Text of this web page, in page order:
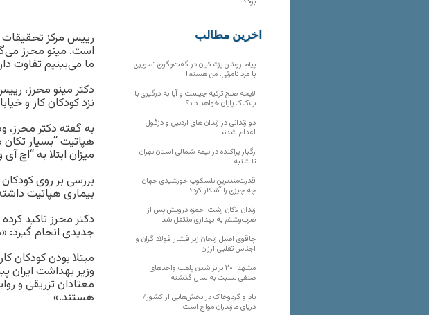
رییس مرکز تحقیقات
است. مینو محرز
ما می‌بینیم تفاوت
دکتر مینو محرز،
نزد کودکان کار و
به گفته دکتر محرز،
هپاتیت “بسیار
میزان ابتلا به “اچ
بیماری هپاتیت
جدیدی انجام گیرد:
مبتلا بودن کودکان
وزیر بهداشت ایران
معتادان تزریقی و
هستند.»
آخرین مطالب
پیام روشن پزشکیان در گفت‌و‌گوی تصویری
با مرد نامرئی: من هستم!
لایحه صلح ترکیه چیست و آیا به درگیری با
پ‌ک‌ک پایان خواهد داد؟
دو زندانی در زندان های اردبیل و دزفول
اعدام شدند
رگبار پراکنده در نیمه شمالی استان تهران
تا شنبه
قدرت‌مندترین تلسکوپ خورشیدی جهان
چه چیزی را آشکار کرد؟
زندان لاکان رشت؛ حمزه درویش پس از
ضرب‌وشتم به بهداری منتقل شد
چاقوی اصیل زنجان زیر فشار فولاد گران و
اجناس تقلبی ارزان
مشهد؛ ۲۰ برابر شدن پلمب واحدهای
صنفی نسبت به سال گذشته
باد و گردوخاک در بخش‌هایی از کشور/
دریای مازندران مواج است